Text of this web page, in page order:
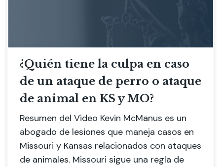
¿Quién tiene la culpa en caso
de un ataque de perro o ataque
de animal en KS y MO?
Resumen del Video Kevin McManus es un
abogado de lesiones que maneja casos en
Missouri y Kansas relacionados con ataques
de animales. Missouri sigue una regla de